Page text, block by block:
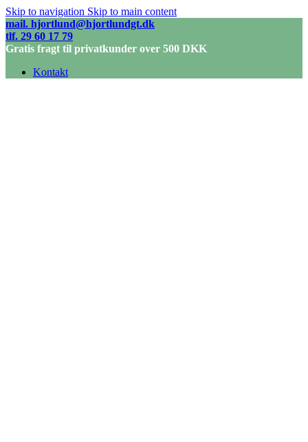
Skip to navigation Skip to main content
mail. hjortlund@hjortlundgt.dk
tlf. 29 60 17 79
Gratis fragt til privatkunder over 500 DKK
Kontakt